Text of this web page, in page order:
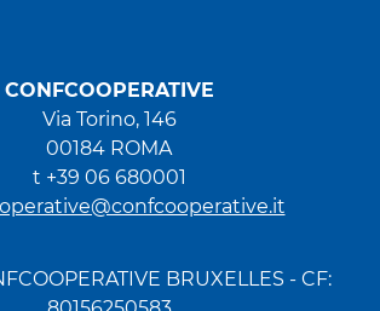
CONFCOOPERATIVE
Via Torino, 146
00184 ROMA
t +39 06 680001
BRUXELLES - CF: